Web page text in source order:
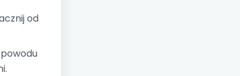
od